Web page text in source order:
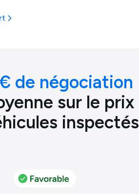
de négociation
sur le prix
inspectés